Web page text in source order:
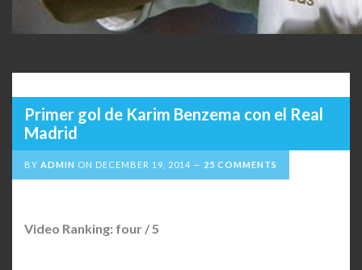
Primer gol de Karim Benzema con el Real
Madrid
BY ADMIN ON DECEMBER 19, 2014 25 COMMENTS
Video Ranking: four / 5